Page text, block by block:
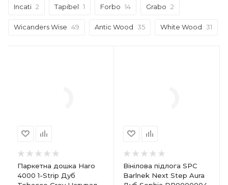
Incati 2 Tapibel 1 Forbo 14 Grabo 2
Wicanders Wise 49 Antic Wood 35 White Wood 31
Паркетна дошка Haro
4000 1-Strip Дуб
Вінілова підлога SPC
Barlnek Next Step Aura